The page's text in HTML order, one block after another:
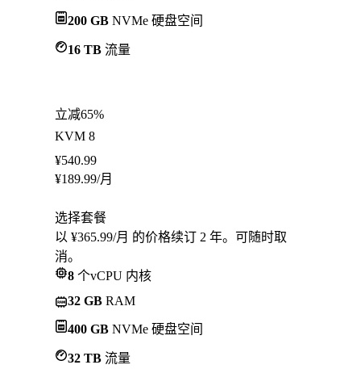
200 GB NVMe 硬盘空间
16 TB 流量
立减65%
KVM 8
¥540.99
¥189.99/月
选择套餐
以 ¥365.99/月 的价格续订 2 年。可随时取
消。
8 个vCPU 内核
32 GB RAM
400 GB NVMe 硬盘空间
32 TB 流量